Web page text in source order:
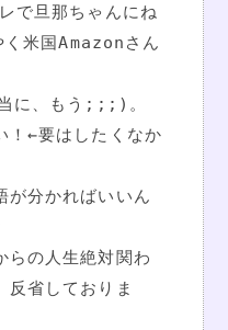
で旦那ちゃんにね
米国Amazonさん
に、もう;;;)。
！←要はしたくなか
が分かればいいん
らの人生絶対関わ
反省しておりま